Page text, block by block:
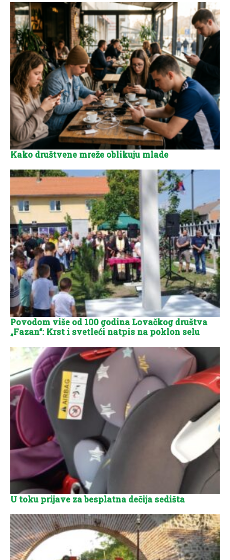
Kako društvene mreže oblikuju mlade
Povodom više od 100 godina Lovačkog društva
„Fazan“: Krst i svetleći natpis na poklon selu
U toku prijave za besplatna dečija sedišta